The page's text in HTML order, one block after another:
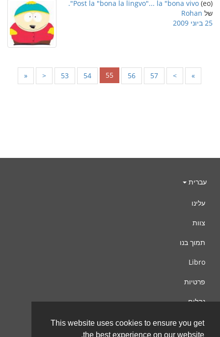
This website uses cookies to ensure you get
the best experience on our website.
(eo)
Post la "bona la lingvo"... la "bona vivo".
של Rohan
25 ביוני 2009
« < 53 54 55 56 57 > »
עברית
עלינו
צוות
תמוך בנו
Libro
פרטיות
נהלים
צור קשר